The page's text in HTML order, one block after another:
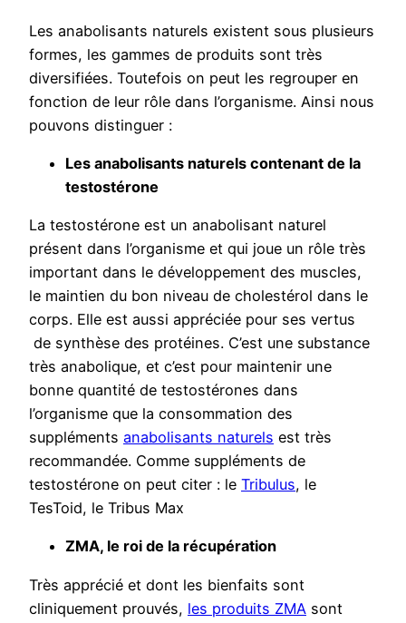
Les anabolisants naturels existent sous plusieurs
formes, les gammes de produits sont très
diversifiées. Toutefois on peut les regrouper en
fonction de leur rôle dans l’organisme. Ainsi nous
pouvons distinguer :
Les anabolisants naturels contenant de la
testostérone
La testostérone est un anabolisant naturel
présent dans l’organisme et qui joue un rôle très
important dans le développement des muscles,
le maintien du bon niveau de cholestérol dans le
corps. Elle est aussi appréciée pour ses vertus
de synthèse des protéines. C’est une substance
très anabolique, et c’est pour maintenir une
bonne quantité de testostérones dans
l’organisme que la consommation des
suppléments anabolisants naturels est très
recommandée. Comme suppléments de
testostérone on peut citer : le Tribulus, le
TesToid, le Tribus Max
ZMA, le roi de la récupération
Très apprécié et dont les bienfaits sont
cliniquement prouvés, les produits ZMA sont